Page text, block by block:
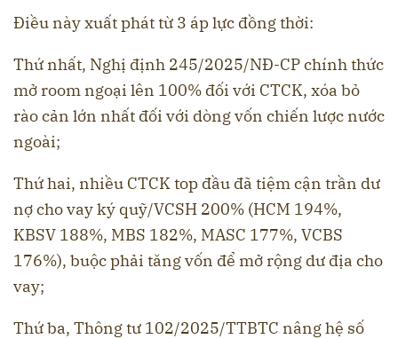
Điều này xuất phát từ 3 áp lực đồng thời:
Thứ nhất, Nghị định 245/2025/NĐ-CP chính thức
mở room ngoại lên 100% đối với CTCK, xóa bỏ
rào cản lớn nhất đối với dòng vốn chiến lược nước
ngoài;
Thứ hai, nhiều CTCK top đầu đã tiệm cận trần dư
nợ cho vay ký quỹ/VCSH 200% (HCM 194%,
KBSV 188%, MBS 182%, MASC 177%, VCBS
176%), buộc phải tăng vốn để mở rộng dư địa cho
vay;
Thứ ba, Thông tư 102/2025/TTBTC nâng hệ số